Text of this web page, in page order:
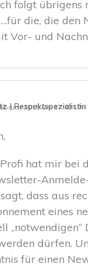
folgt übrigens
die, die den
Vor- und
| Respektspezialistin
2015 um 17:42 Uhr
hat mir bei
dass aus
eines
„notwendigen“
dürfen.
für einen